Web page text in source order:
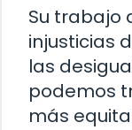
Su trabajo
injusticias
las
podemos
más